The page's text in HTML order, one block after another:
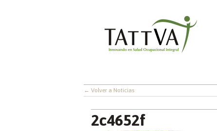
← Volver a Noticias
2c4652f